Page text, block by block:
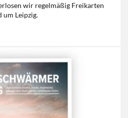
wir regelmäßig Freikarten
um Leipzig.